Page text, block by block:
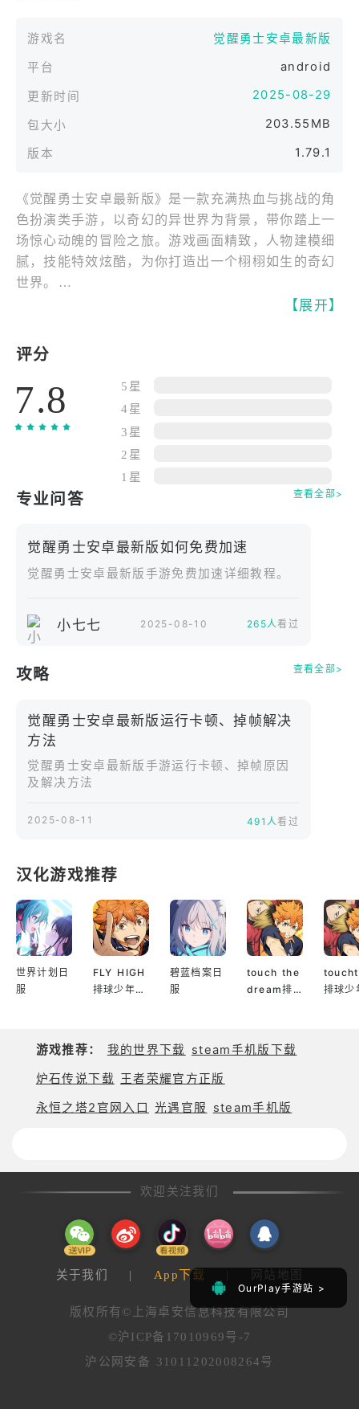
OurPlay手游站 >
游戏名
觉醒勇士安卓最新版
平台
android
更新时间 2025-08-29
包大小 203.55MB
版本 1.79.1
《觉醒勇士安卓最新版》是一款充满热血与挑战的角
色扮演类手游，以奇幻的异世界为背景，带你踏上一
场惊心动魄的冒险之旅。游戏画面精致，人物建模细
腻，技能特效炫酷，为你打造出一个栩栩如生的奇幻
世界。
的技能和天赋。从初始的新手村出发，你会遇到各种
各样的敌人，有凶猛的野兽、邪恶的魔法师，还有强
大的 BOSS。每一次战斗都需要你灵活运用技能，搭
配不同的战术，才能取得胜利。
游戏的天气系统和昼夜循环非常逼真。阴雨天气会影
响你的视野和移动速度，夜间则会有更多的夜行怪物
出现，增加了战斗的不确定性。你需要根据天气和时
城镇和村庄是你冒险途中的重要补给点。在这里，你
可以购买装备、药水，接受任务，与 NPC 交流获取
的城堡，每一处都充满了异域风情。路上还会有许多
驿站，让你可以休息恢复体力，也能遇到其他的冒险
得经验值提升等级，解锁新的技能和天赋。游戏提供
了多种职业可供选择，战士、法师、弓箭手等，每种
职业都有其独特的成长路线和技能体系。你可以根据
自己的喜好，打造出属于自己的强力角色。
装备系统丰富多样。从普通的白板装备到稀有的神
打怪掉落、任务奖励、商店购买等方式获取装备。还
中的装备外观也会随着品质的提升而发生变化，让你
的角色更加炫酷。
战斗系统采用实时操作模式，你需要通过虚拟摇杆控
制角色移动，点击技能按钮释放技能。战斗过程紧张
自动战斗模式，让你在忙碌的时候也能轻松升级。
森林、炙热的沙漠等。每一张地图都有其独特的地形
社交系统让你在冒险的路上不再孤单。你可以加入公
会，与其他玩家一起组队挑战强大的 BOSS，参与公
天，分享游戏心得，互相赠送礼物。
源。新手玩家还有专属的成长礼包，帮助你快速度过
【展开】
评分
7.8
5星
4星
3星
2星
1星
专业问答 查看全部>
觉醒勇士安卓最新版如何免费加速
觉醒勇士安卓最新版手游免费加速详细教程。
小七七 2025-08-10 265人看过
攻略 查看全部>
觉醒勇士安卓最新版运行卡顿、掉帧解决
方法
觉醒勇士安卓最新版手游运行卡顿、掉帧原因
及解决方法
2025-08-11 491人看过
汉化游戏推荐
世界计划日
服
FLY HIGH
排球少年日
碧蓝档案日
服
touch the
dream排
排球少
OurPlay手游站 >
游戏推荐： 我的世界下载 steam手机版下载
炉石传说下载 王者荣耀官方正版
永恒之塔2官网入口 光遇官服 steam手机版
欢迎关注我们
关于我们 | App下载 网站地图
版权所有©上海卓安信息科技有限公司
©沪ICP备17010969号-7
沪公网安备 31011202008264号